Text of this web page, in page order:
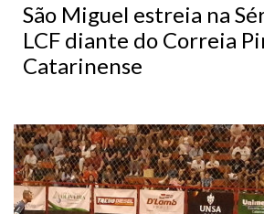
São Miguel estreia na
LCF diante do Correia
Catarinense